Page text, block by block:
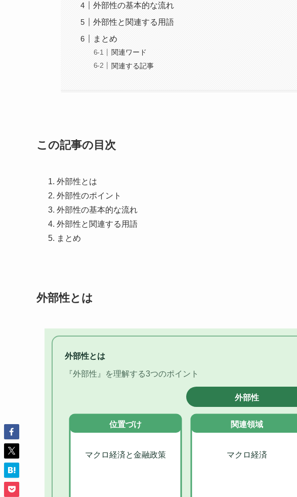
外部性の基本的な流れ
外部性と関連する用語
まとめ
関連ワード
関連する記事
この記事の目次
外部性とは
外部性のポイント
外部性の基本的な流れ
外部性と関連する用語
まとめ
外部性とは
外部性とは
『外部性』を理解する3つのポイント
外部性
位置づけ
マクロ経済と金融政策
関連領域
マクロ経済